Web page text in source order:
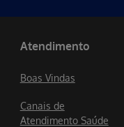
Atendimento
Boas Vindas
Canais de
Atendimento Saúde